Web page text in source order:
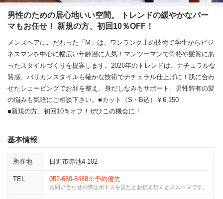
男性のための居心地いい空間。 トレンドの緩やかなパー
マもお任せ！ 新規の方、初回10％OFF！
メンズヘアにこだわった「M」は、ワンランク上の技術で学生からビジ
ネスマンを中心に幅広い年齢層に人気！マンツーマンで骨格や髪質にあ
ったスタイルづくりを提案します。2026年のトレンドは、ナチュラルな
質感。バリカンスタイルも確かな技術でナチュラル仕上げに！肌に合わ
せたシェービングでお顔を整え、身だしなみもサポート。男性特有の髪
の悩みも気軽にご相談下さい。■カット（S・B込）￥6,150
■新規の方、初回10％オフ！ぜひこの機会に！
基本情報
所在地 日進市赤池4-102
TEL 052-680-8488※予約優先
お問い合わせの際はポトスを見たとお伝え頂くとスムーズです。